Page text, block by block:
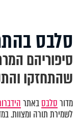
סלבס
סיפוריהם
שהתחזקו
מדורסלבסבאתר
לשמירת תורה ומצוות.